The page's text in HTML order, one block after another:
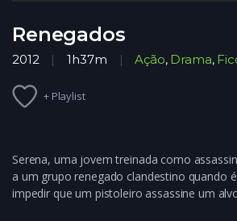
Renegados
2012 1h37m Ação, Drama,
+ Playlist
Serena, uma jovem treinada como
a um grupo renegado clandestino quando
impedir que um pistoleiro assassine um